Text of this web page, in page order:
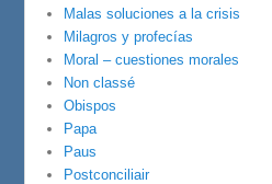
Malas soluciones a la crisis
Milagros y profecías
Moral – cuestiones morales
Non classé
Obispos
Papa
Paus
Postconciliair